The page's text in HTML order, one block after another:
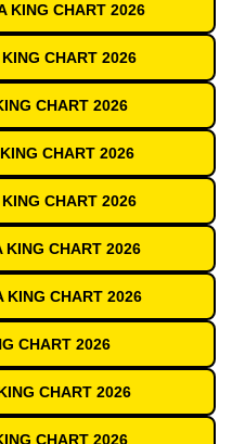
KING CHART 2026
CHART 2026
CHART 2026
CHART 2026
CHART 2026
KING CHART 2026
KING CHART 2026
CHART 2026
CHART 2026
CHART 2026